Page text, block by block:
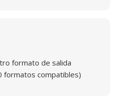
formato de salida
formatos compatibles)